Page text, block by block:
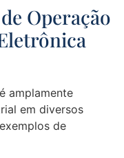
Operação
amplamente
em diversos
de